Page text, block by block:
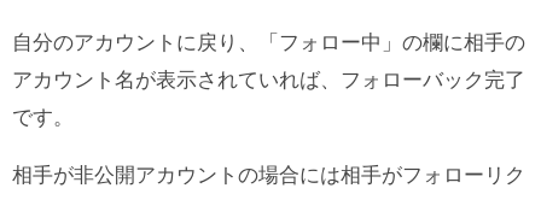
自分のアカウントに戻り、「フォロー中」の欄に相手の
アカウント名が表示されていれば、フォローバック完了
です。
相手が非公開アカウントの場合には相手がフォローリク